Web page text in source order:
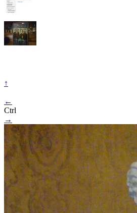
↑
←
Ctrl
→